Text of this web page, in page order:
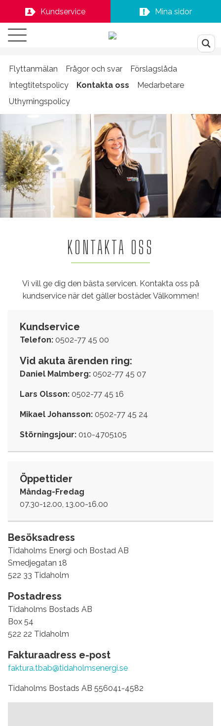
Kundservice Mina sidor
Flyttanmälan Frågor och svar
Förslagslåda
Integtitetspolicy
Kontakta oss
Medarbetare
Uthyrningspolicy
KONTAKTA OSS
Vi vill ge dig den bästa servicen. Kontakta oss på
kundservice när det gäller bostäder. Välkommen!
Kundservice
Telefon: 0502-77 45 00
Vid akuta ärenden ring:
Daniel Malmberg: 0502-77 45 07
Lars Olsson: 0502-77 45 16
Mikael Johansson: 0502-77 45 24
Störningsjour: 010-4705105
Öppettider
Måndag-Fredag
07.30-12.00, 13.00-16.00
Besöksadress
Tidaholms Energi och Bostad AB
Smedjegatan 18
522 33 Tidaholm
Postadress
Tidaholms Bostads AB
Box 54
522 22 Tidaholm
Fakturaadress e-post
faktura.tbab@tidaholmsenergi.se
Tidaholms Bostads AB 556041-4582